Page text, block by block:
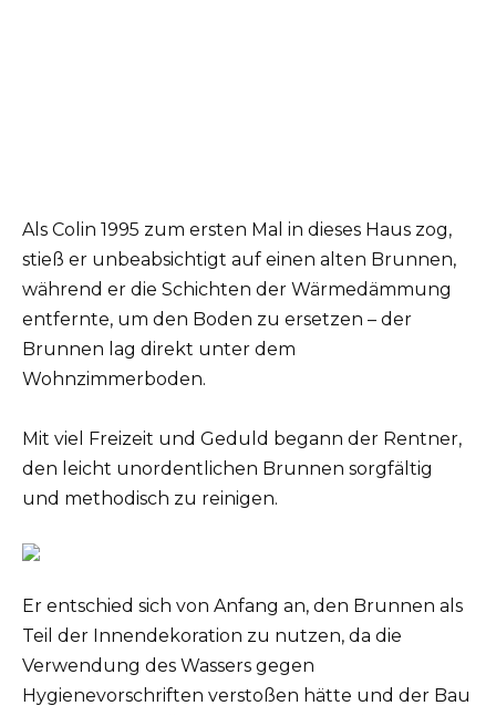
Als Colin 1995 zum ersten Mal in dieses Haus zog,
stieß er unbeabsichtigt auf einen alten Brunnen,
während er die Schichten der Wärmedämmung
entfernte, um den Boden zu ersetzen – der
Brunnen lag direkt unter dem
Wohnzimmerboden.
Mit viel Freizeit und Geduld begann der Rentner,
den leicht unordentlichen Brunnen sorgfältig
und methodisch zu reinigen.
Er entschied sich von Anfang an, den Brunnen als
Teil der Innendekoration zu nutzen, da die
Verwendung des Wassers gegen
Hygienevorschriften verstoßen hätte und der Bau